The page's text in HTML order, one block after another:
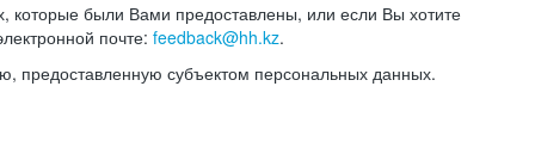
которые были Вами предоставлены, или если Вы хотите
почте: feedback@hh.kz.
предоставленную субъектом персональных данных.